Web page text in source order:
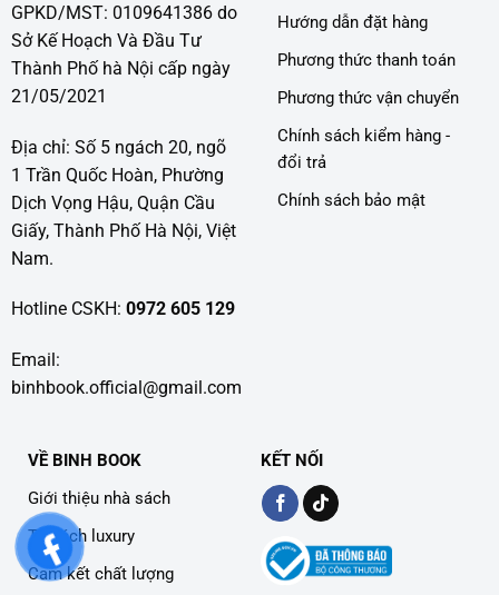
GPKD/MST: 0109641386 do
Sở Kế Hoạch Và Đầu Tư
Thành Phố hà Nội cấp ngày
21/05/2021
Địa chỉ: Số 5 ngách 20, ngõ
1 Trần Quốc Hoàn, Phường
Dịch Vọng Hậu, Quận Cầu
Giấy, Thành Phố Hà Nội, Việt
Nam.
Hotline CSKH: 0972 605 129
Email:
binhbook.official@gmail.com
Hướng dẫn đặt hàng
Phương thức thanh toán
Phương thức vận chuyển
Chính sách kiểm hàng -
đổi trả
Chính sách bảo mật
VỀ BINH BOOK
Giới thiệu nhà sách
Tủ sách luxury
Cam kết chất lượng
KẾT NỐI